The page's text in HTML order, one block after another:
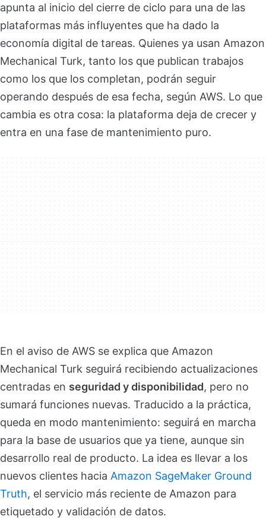
apunta al inicio del cierre de ciclo para una de las
plataformas más influyentes que ha dado la
economía digital de tareas. Quienes ya usan Amazon
Mechanical Turk, tanto los que publican trabajos
como los que los completan, podrán seguir
operando después de esa fecha, según AWS. Lo que
cambia es otra cosa: la plataforma deja de crecer y
entra en una fase de mantenimiento puro.
En el aviso de AWS se explica que Amazon
Mechanical Turk seguirá recibiendo actualizaciones
centradas en seguridad y disponibilidad, pero no
sumará funciones nuevas. Traducido a la práctica,
queda en modo mantenimiento: seguirá en marcha
para la base de usuarios que ya tiene, aunque sin
desarrollo real de producto. La idea es llevar a los
nuevos clientes hacia Amazon SageMaker Ground
Truth, el servicio más reciente de Amazon para
etiquetado y validación de datos.